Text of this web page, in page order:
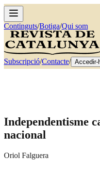
Continguts/Botiga/Qui som
Subscripció/Contacte/ Accedir-
Independentisme
nacional
Oriol Falguera